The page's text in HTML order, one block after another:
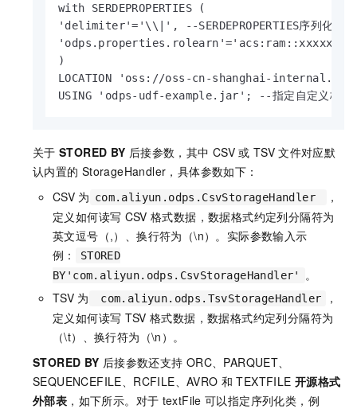
with SERDEPROPERTIES (
'delimiter'='\\|', --SERDEPROPERTIES序列化属
)
LOCATION 'oss://oss-cn-shanghai-
USING 'odps-udf-example.jar'; --指定自定义格式时
关于 STORED BY 后接参数，其中 CSV 或 TSV 文件对应默
认内置的 StorageHandler，具体参数如下：
CSV 为 com.aliyun.odps.CsvStorageHandler
，
定义如何读写 CSV 格式数据，数据格式约定列分隔符为
英文逗号（,）、换行符为（\n）。实际参数输入示
例：
STORED
BY'com.aliyun.odps.CsvStorageHandler'
。
TSV 为 com.aliyun.odps.TsvStorageHandler
，
定义如何读写 TSV 格式数据，数据格式约定列分隔符为
（\t）、换行符为（\n）。
STORED BY 后接参数还支持 ORC、PARQUET、
SEQUENCEFILE、RCFILE、AVRO 和 TEXTFILE 开源格式
外部表 ，如下所示。对于 textFile 可以指定序列化类，例